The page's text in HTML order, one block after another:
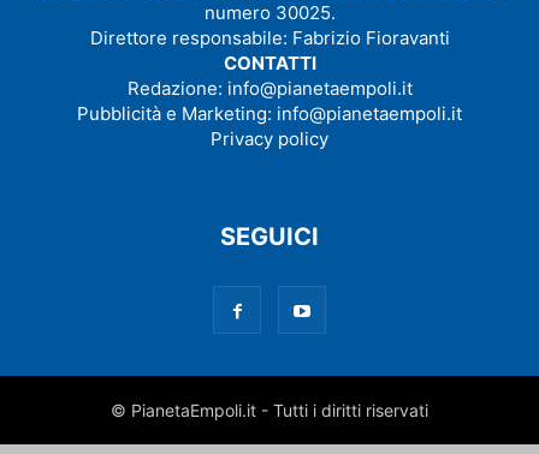
numero 30025.
Direttore responsabile: Fabrizio Fioravanti
CONTATTI
Redazione: info@pianetaempoli.it
Pubblicità e Marketing: info@pianetaempoli.it
Privacy policy
SEGUICI
© PianetaEmpoli.it - Tutti i diritti riservati